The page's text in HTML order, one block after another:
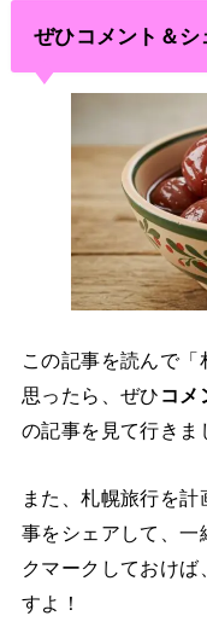
ぜひコメント＆シ
この記事を読んで
思ったら、ぜひコメ
の記事を見て行きま
また、札幌旅行を
事をシェアして、
クマークしておけ
すよ！